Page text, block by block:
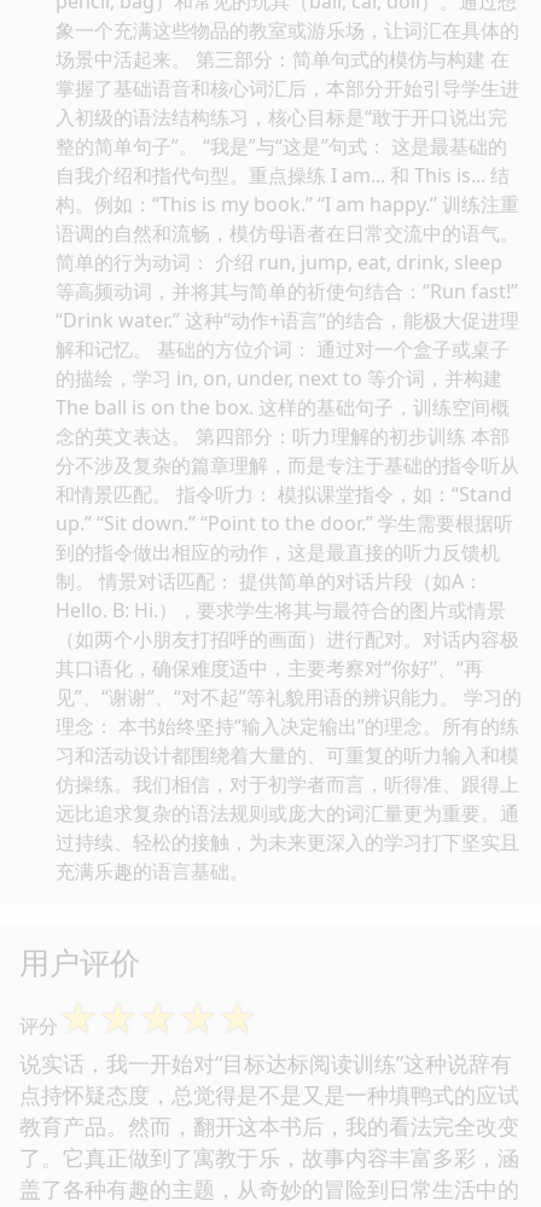
象一个充满这些物品的教室或游乐场，让词汇在具体的
场景中活起来。 第三部分：简单句式的模仿与构建 在
掌握了基础语音和核心词汇后，本部分开始引导学生进
入初级的语法结构练习，核心目标是“敢于开口说出完
整的简单句子”。 “我是”与“这是”句式： 这是最基础的
自我介绍和指代句型。重点操练 I am... 和 This is... 结
构。例如：“This is my book.” “I am happy.” 训练注重
语调的自然和流畅，模仿母语者在日常交流中的语气。
简单的行为动词： 介绍 run, jump, eat, drink, sleep
等高频动词，并将其与简单的祈使句结合：“Run fast!”
“Drink water.” 这种“动作+语言”的结合，能极大促进理
解和记忆。 基础的方位介词： 通过对一个盒子或桌子
的描绘，学习 in, on, under, next to 等介词，并构建
The ball is on the box. 这样的基础句子，训练空间概
念的英文表达。 第四部分：听力理解的初步训练 本部
分不涉及复杂的篇章理解，而是专注于基础的指令听从
和情景匹配。 指令听力： 模拟课堂指令，如：“Stand
up.” “Sit down.” “Point to the door.” 学生需要根据听
到的指令做出相应的动作，这是最直接的听力反馈机
制。 情景对话匹配： 提供简单的对话片段（如A：
Hello. B: Hi.），要求学生将其与最符合的图片或情景
（如两个小朋友打招呼的画面）进行配对。对话内容极
其口语化，确保难度适中，主要考察对“你好”、“再
见”、“谢谢”、“对不起”等礼貌用语的辨识能力。 学习的
理念： 本书始终坚持“输入决定输出”的理念。所有的练
习和活动设计都围绕着大量的、可重复的听力输入和模
仿操练。我们相信，对于初学者而言，听得准、跟得上
远比追求复杂的语法规则或庞大的词汇量更为重要。通
过持续、轻松的接触，为未来更深入的学习打下坚实且
充满乐趣的语言基础。
用户评价
评分 ☆☆☆☆☆
说实话，我一开始对“目标达标阅读训练”这种说辞有
点持怀疑态度，总觉得是不是又是一种填鸭式的应试
教育产品。然而，翻开这本书后，我的看法完全改变
了。它真正做到了寓教于乐，故事内容丰富多彩，涵
盖了各种有趣的主题，从奇妙的冒险到日常生活中的